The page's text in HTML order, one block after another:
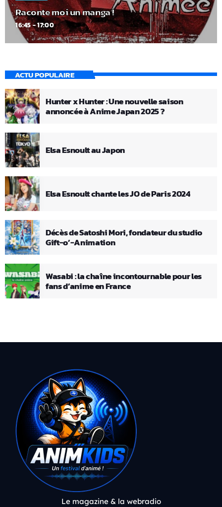
Raconte moi un manga !
16:45 - 17:00
ACTU POPULAIRE
Hunter x Hunter : Une nouvelle saison
annoncée à Anime Japan 2025 ?
Elsa Esnoult au Japon
Elsa Esnoult chante les JO de Paris 2024
Décès de Satoshi Mori, fondateur du studio
Gift-o’-Animation
Wasabi : la chaîne incontournable pour les
fans d’anime en France
Le magazine & la webradio